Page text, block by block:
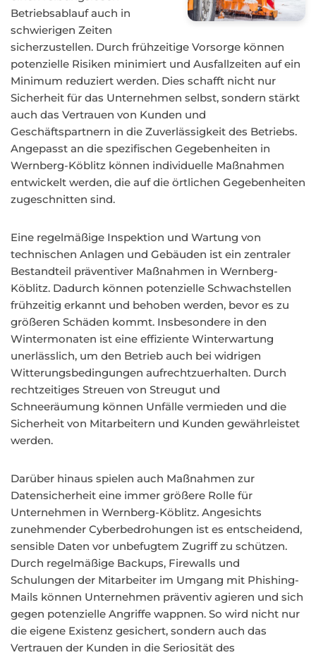
Betriebsablauf auch in
schwierigen Zeiten
sicherzustellen. Durch frühzeitige Vorsorge können
potenzielle Risiken minimiert und Ausfallzeiten auf ein
Minimum reduziert werden. Dies schafft nicht nur
Sicherheit für das Unternehmen selbst, sondern stärkt
auch das Vertrauen von Kunden und
Geschäftspartnern in die Zuverlässigkeit des Betriebs.
Angepasst an die spezifischen Gegebenheiten in
Wernberg-Köblitz können individuelle Maßnahmen
entwickelt werden, die auf die örtlichen Gegebenheiten
zugeschnitten sind.
Eine regelmäßige Inspektion und Wartung von
technischen Anlagen und Gebäuden ist ein zentraler
Bestandteil präventiver Maßnahmen in Wernberg-
Köblitz. Dadurch können potenzielle Schwachstellen
frühzeitig erkannt und behoben werden, bevor es zu
größeren Schäden kommt. Insbesondere in den
Wintermonaten ist eine effiziente Winterwartung
unerlässlich, um den Betrieb auch bei widrigen
Witterungsbedingungen aufrechtzuerhalten. Durch
rechtzeitiges Streuen von Streugut und
Schneeräumung können Unfälle vermieden und die
Sicherheit von Mitarbeitern und Kunden gewährleistet
werden.
Darüber hinaus spielen auch Maßnahmen zur
Datensicherheit eine immer größere Rolle für
Unternehmen in Wernberg-Köblitz. Angesichts
zunehmender Cyberbedrohungen ist es entscheidend,
sensible Daten vor unbefugtem Zugriff zu schützen.
Durch regelmäßige Backups, Firewalls und
Schulungen der Mitarbeiter im Umgang mit Phishing-
Mails können Unternehmen präventiv agieren und sich
gegen potenzielle Angriffe wappnen. So wird nicht nur
die eigene Existenz gesichert, sondern auch das
Vertrauen der Kunden in die Seriosität des